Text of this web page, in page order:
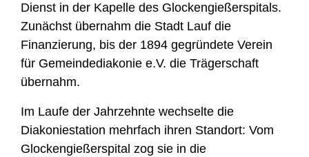
Dienst in der Kapelle des Glockengießerspitals.
Zunächst übernahm die Stadt Lauf die
Finanzierung, bis der 1894 gegründete Verein
für Gemeindediakonie e.V. die Trägerschaft
übernahm.
Im Laufe der Jahrzehnte wechselte die
Diakoniestation mehrfach ihren Standort: Vom
Glockengießerspital zog sie in die